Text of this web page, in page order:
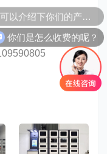
可以介绍下你们的产品么？
你们是怎么收费的呢？